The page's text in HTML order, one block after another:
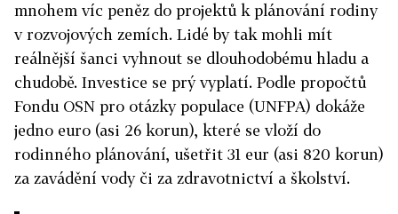
mnohem víc peněz do projektů k plánování rodiny
v rozvojových zemích. Lidé by tak mohli mít
reálnější šanci vyhnout se dlouhodobému hladu a
chudobě. Investice se prý vyplatí. Podle propočtů
Fondu OSN pro otázky populace (UNFPA) dokáže
jedno euro (asi 26 korun), které se vloží do
rodinného plánování, ušetřit 31 eur (asi 820 korun)
za zavádění vody či za zdravotnictví a školství.